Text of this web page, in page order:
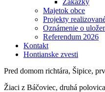
Zákazky
Majetok obce
Projekty
Oznámenie o
Referendum 2026
Kontakt
Hontianske zvesti
Pred domom richtára, Šipice,
Žiaci z Báčoviec, druhá